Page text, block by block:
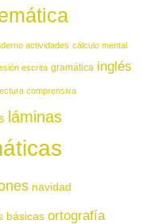
actividades cálculo mental
escrita gramática inglés
comprensiva
láminas
navidad
básicas ortografía